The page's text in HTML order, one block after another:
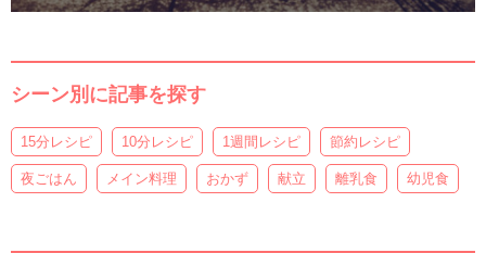
シーン別に記事を探す
15分レシピ 10分レシピ 1週間レシピ 節約レシピ
夜ごはん メイン料理 おかず 献立 離乳食 幼児食